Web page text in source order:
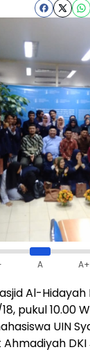
A A+
Al-Hidayah
pukul 10.00
UIN